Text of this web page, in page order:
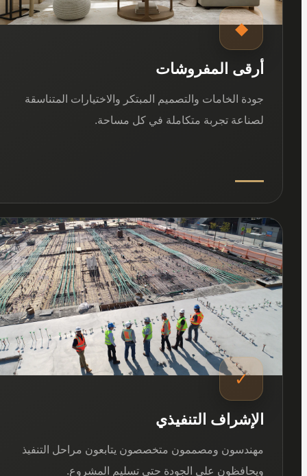
◆
أرقى المفروشات
جودة الخامات والتصميم المبتكر والاختيارات المتناسقة
لصناعة تجربة متكاملة في كل مساحة.
03
✓
الإشراف التنفيذي
مهندسون ومصممون متخصصون يتابعون مراحل التنفيذ
ويحافظون على الجودة حتى تسليم المشروع.